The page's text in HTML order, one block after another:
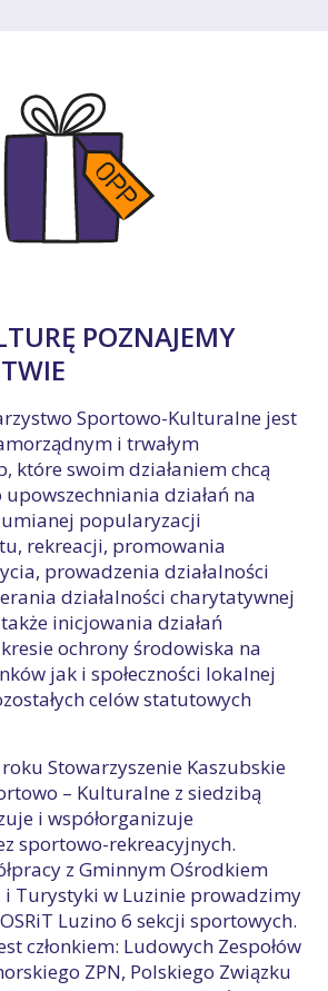
POZNAJEMY
Sportowo-Kulturalne jest
i trwałym
które swoim działaniem chcą
działań na
popularyzacji
rekreacji, promowania
prowadzenia działalności
działalności charytatywnej
inicjowania działań
ochrony środowiska na
jak i społeczności lokalnej
celów statutowych
roku Stowarzyszenie Kaszubskie
– Kulturalne z siedzibą
i współorganizuje
sportowo-rekreacyjnych.
z Gminnym Ośrodkiem
i Turystyki w Luzinie prowadzimy
Luzino 6 sekcji sportowych.
członkiem: Ludowych Zespołów
ZPN, Polskiego Związku